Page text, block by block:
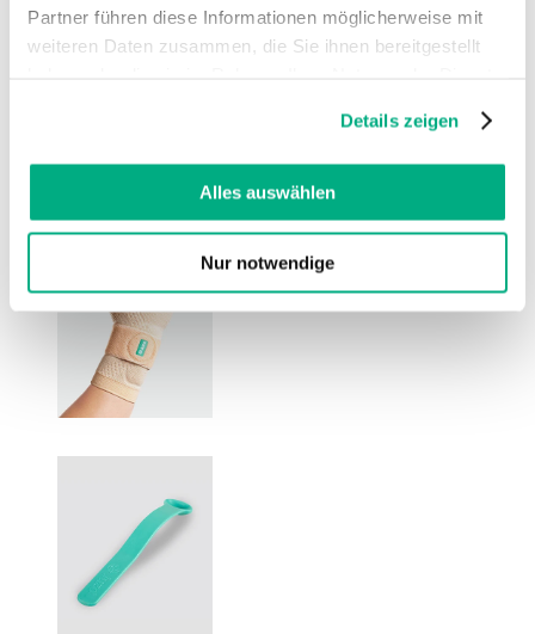
Partner führen diese Informationen möglicherweise mit
weiteren Daten zusammen, die Sie ihnen bereitgestellt
Cookies, wenn Sie unsere Webseite weiterhin nutzen.
Weitere Informationen finden Sie in
DatenschutzerklärungundImpressum
Details zeigen
Alles auswählen
Nur notwendige